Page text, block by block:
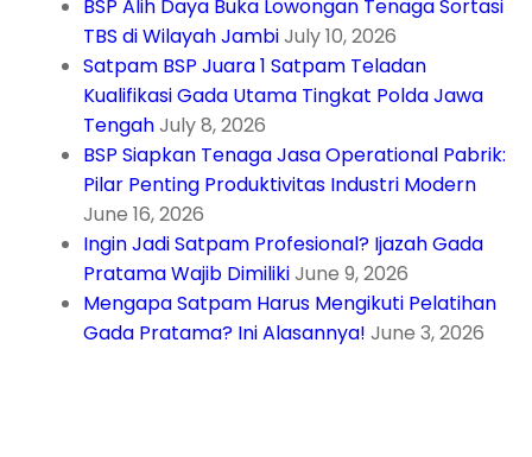
BSP Alih Daya Buka Lowongan Tenaga Sortasi
TBS di Wilayah JambiJuly 10, 2026
Satpam BSP Juara 1 Satpam Teladan
Kualifikasi Gada Utama Tingkat Polda Jawa
TengahJuly 8, 2026
BSP Siapkan Tenaga Jasa Operational Pabrik:
Pilar Penting Produktivitas Industri Modern
June 16, 2026
Ingin Jadi Satpam Profesional? Ijazah Gada
Pratama Wajib DimilikiJune 9, 2026
Mengapa Satpam Harus Mengikuti Pelatihan
Gada Pratama? Ini Alasannya! June 3, 2026